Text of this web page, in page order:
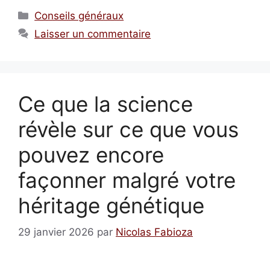
Catégories
Conseils généraux
Laisser un commentaire
Ce que la science
révèle sur ce que vous
pouvez encore
façonner malgré votre
héritage génétique
29 janvier 2026 par Nicolas Fabioza